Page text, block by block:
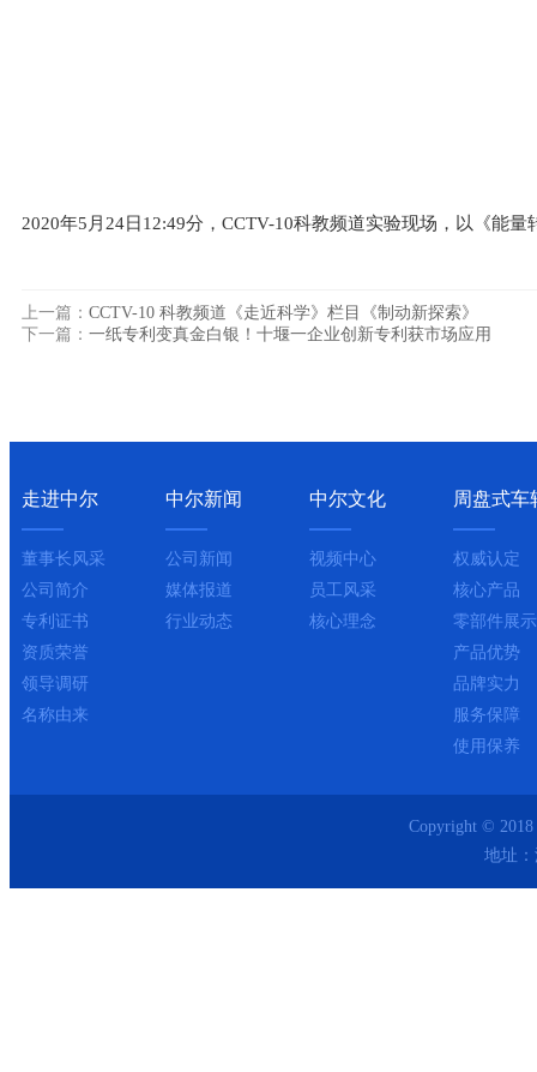
2020年5月24日12:49分，CCTV-10科教频道实验现场，以《能
上一篇： CCTV-10 科教频道《走近科学》栏目《制动新探索》
下一篇： 一纸专利变真金白银！十堰一企业创新专利获市场应用
走进中尔
董事长风采
公司简介
专利证书
资质荣誉
领导调研
名称由来
中尔新闻
公司新闻
媒体报道
行业动态
中尔文化
视频中心
员工风采
核心理念
周盘式车
权威认定
核心产品
零部件展示
产品优势
品牌实力
服务保障
使用保养
Copyright ©
地址：